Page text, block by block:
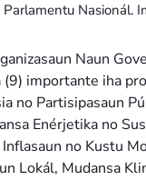
Nasionál.
Naun
importante iha
no Partisipasaun
Enérjetika no
no Kustu
Lokál, Mudansa